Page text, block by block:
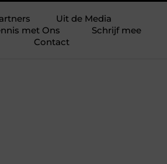
Uit de Media
met Ons
Schrijf mee
Contact